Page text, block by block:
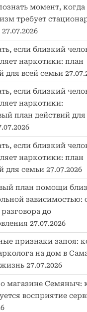
момент, когда
требует
27.07.2026
если близкий
наркотики: план
для всей семьи
если близкий
наркотики:
план действий для
если близкий
наркотики: план
для семьи 27.07.2026
план помощи
зависимостью:
до
27.07.2026
признаки запоя:
на дом в
жизнь 27.07.2026
магазине Семяныч:
восприятие